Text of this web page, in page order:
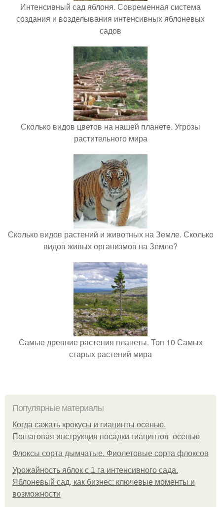
Интенсивный сад яблоня. Современная система
создания и возделывания интенсивных яблоневых
садов
Сколько видов цветов на нашей планете. Угрозы
растительного мира
Сколько видов растений и животных на Земле. Сколько
видов живых организмов на Земле?
Самые древние растения планеты. Топ 10 Самых
старых растений мира
Популярные материалы
Когда сажать крокусы и гиацинты осенью.
Пошаговая инструкция посадки гиацинтов осенью
Флоксы сорта дымчатые. Фиолетовые сорта флоксов
Урожайность яблок с 1 га интенсивного сада.
Яблоневый сад, как бизнес: ключевые моменты и
возможности